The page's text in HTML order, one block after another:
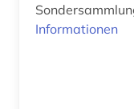
Informationen